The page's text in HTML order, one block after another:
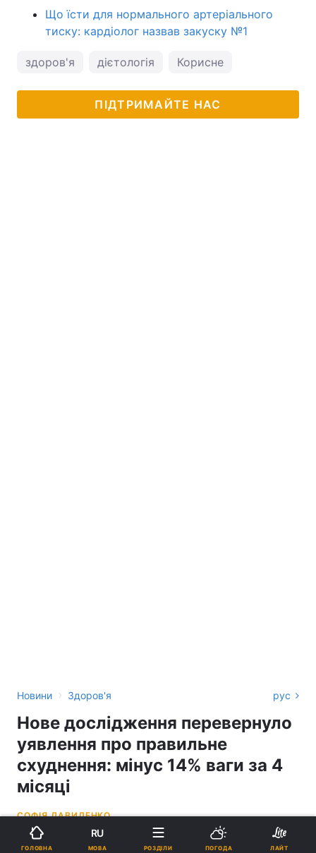
Що їсти для нормального артеріального
тиску: кардіолог назвав закуску №1
здоров'я дієтологія Корисне
ПІДТРИМАЙТЕ НАС
Новини › Здоров'я рус
Нове дослідження перевернуло
уявлення про правильне
схуднення: мінус 14% ваги за 4
місяці
СОФІЯ ДАВИДЕНКО
09:44, 15.05.26
ГОЛОВНА
RU
МОВА РОЗДІЛИ ПОГОДА ЛАЙТ